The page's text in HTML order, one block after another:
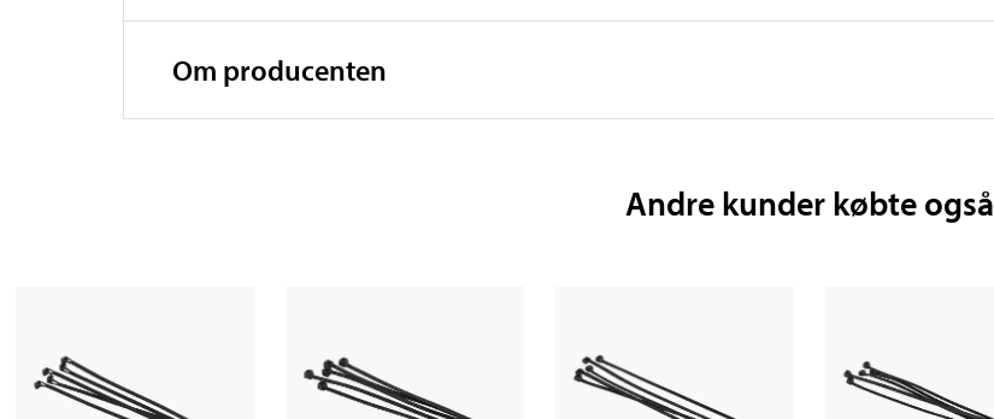
Om producenten
Andre kunder købte også